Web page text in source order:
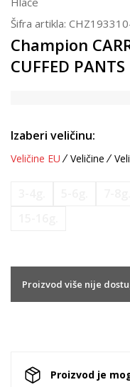
Šifra artikla:
Champion
CUFFED PANTS
Izaberi veličinu:
Veličine EU Veličine
Proizvod više nije
Proizvod je